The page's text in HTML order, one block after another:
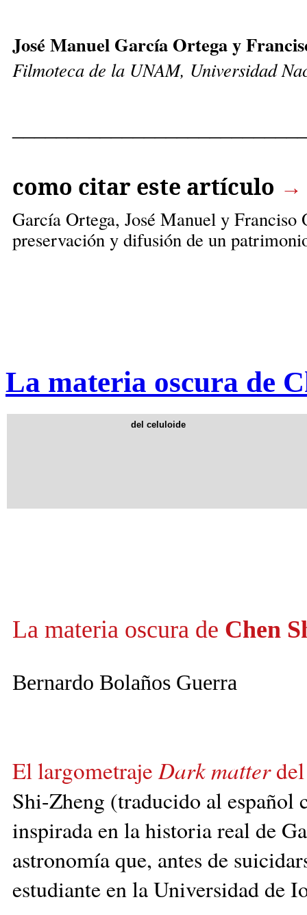
José Manuel García Ortega y
Filmoteca de la UNAM, Universidad
como citar este artículo →
García Ortega, José Manuel y Franciso
preservación y difusión de un
La materia oscura de
del celuloide
La materia oscura de Chen
Bernardo Bolaños Guerra
El largometraje Dark matterdel
Shi-Zheng (traducido al español
inspirada en la historia real de
astronomía que, antes de
estudiante en la Universidad de